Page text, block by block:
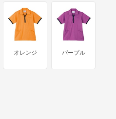
オレンジ パープル